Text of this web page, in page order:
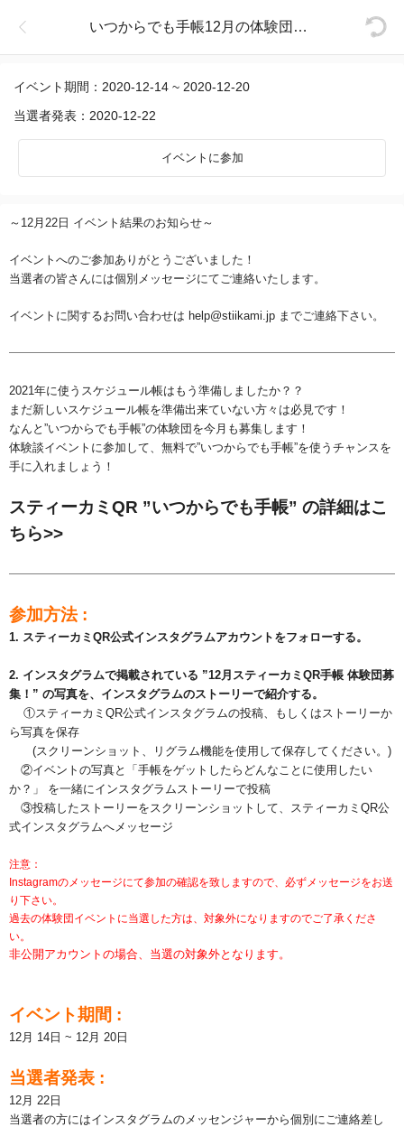
いつからでも手帳12月の体験団を募集中！この機会にお見逃しなく!!
イベント期間：2020-12-14 ~ 2020-12-20
当選者発表：2020-12-22
イベントに参加
～12月22日 イベント結果のお知らせ～
イベントへのご参加ありがとうございました！
当選者の皆さんには個別メッセージにてご連絡いたします。
イベントに関するお問い合わせは help@stiikami.jp までご連絡下さい。
2021年に使うスケジュール帳はもう準備しましたか？？
まだ新しいスケジュール帳を準備出来ていない方々は必見です！
なんと”いつからでも手帳”の体験団を今月も募集します！
体験談イベントに参加して、無料で”いつからでも手帳”を使うチャンスを
手に入れましょう！
スティーカミQR ”いつからでも手帳” の詳細はこ
ちら>>
参加方法 :
1. スティーカミQR公式インスタグラムアカウントをフォローする。
2. インスタグラムで掲載されている ”12月 スティーカミQR手帳 体験団募
集！” の写真を、インスタグラムのストーリーで紹介する。
①スティーカミQR公式インスタグラムの投稿、もしくはストーリーか
ら写真を保存
(スクリーンショット、リグラム機能を使用して保存してください。)
②イベントの写真と
「 手帳をゲットした らどんなことに使用したい
か？」 を一緒にインスタグラムストーリーで投稿
③投稿したストーリーをスクリーンショットして、スティーカミQR公
式インスタグラムへメッセージ
注意：
Instagramのメッセージにて参加の確認を致しますので、必ずメッセージをお送
り下さい。
過去の体験団イベントに当選した方は、対象外になりますのでご了承くださ
い。
非公開アカウントの場合、当選の対象外となります。
イベント期間 :
12月 14日 ~ 12月 20日
当選者発表 :
12月 22日
当選者の方にはインスタグラムのメッセンジャーから個別にご連絡差し